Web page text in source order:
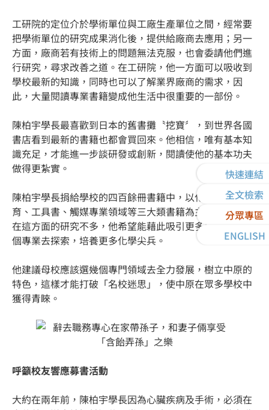
快速連結
全文檢索
分眾專區
ENGLISH
工研院的定位介於學術單位與工廠生產單位之間，經常要
把學術單位的研究成果消化後，提供給廠商去應用；另一
方面，廠商若有技術上的問題無法克服，也會委請他們進
行研究，尋求改善之道。在工研院，他一方面可以吸收到
學校最新的知識，同時也可以了解業界廠商的需求，因
此，大量閱讀專業書籍變成他生活中很重要的一部份。
陳柏宇學長最喜歡到日本的舊書攤〝挖寶〞，到世界各國
書店看到最新的書籍也都會買回來。他相信，唯有基本知
識充足，才能進一步談研發或創新，閱讀使他的基本功夫
做得更紮實。
陳柏宇學長捐給學校的四百餘冊書籍中，以化工基礎教
育、工具書、觸媒專業領域等三大類書籍為主，尤其中原
在這方面的研究不多，他希望能藉此吸引更多學弟妹往這
個專業去探索，培養更多化學尖兵。
他建議母校應該選幾個專門領域去全力發展，樹立中原的
特色，這樣才能打破「名校迷思」，使中原在眾多學校中
獲得青睞。
呼籲校友響應募書活動
大約在兩年前，陳柏宇學長因為心臟疾病及手術，必須在